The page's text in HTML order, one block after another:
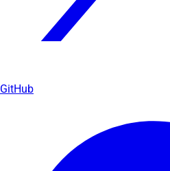
GitHub